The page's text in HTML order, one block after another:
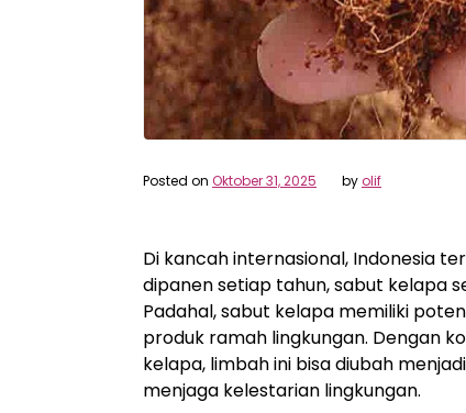
Posted on Oktober 31, 2025 byolif
Di kancah internasional, Indonesia
dipanen setiap tahun, sabut kelapa
Padahal, sabut kelapa memiliki
produk ramah lingkungan. Dengan
kelapa, limbah ini bisa diubah
menjaga kelestarian lingkungan.